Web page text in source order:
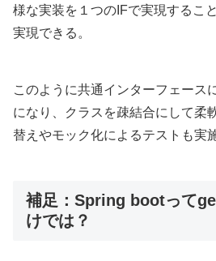
様な実装を１つのIFで実現するこ
実現できる。
このように共通インターフェース
になり、クラスを疎結合にして柔
替えやモック化によるテストも実
補足：Spring bootって
けでは？